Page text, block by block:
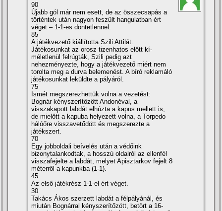
90
Újabb gól már nem esett, de az összecsapás a
történtek után nagyon feszült hangulatban ért
véget – 1-1-es döntetlennel.
85
A játékvezető kiállí­totta Szili Attilát.
Játékosunkat az orosz tizenhatos előtt kí­
méletlenül felrúgták, Szili pedig azt
nehezményezte, hogy a játékvezető miért nem
torolta meg a durva belemenést. A bí­ró reklamáló
játékosunkat leküldte a pályáról.
75
Ismét megszerezhettük volna a vezetést:
Bognár kényszerí­tőzött Andonéval, a
visszakapott labdát elhúzta a kapus mellett is,
de mielőtt a kapuba helyezett volna, a Torpedo
hálóőre visszavetődött és megszerezte a
játékszert.
70
Egy jobboldali beí­velés után a védőink
bizonytalankodtak, a hosszú oldalról az ellenfél
visszafejelte a labdát, melyet Apisztarkov fejelt 8
méterről a kapunkba (1-1).
45
Az első játékrész 1-1-el ért véget.
30
Takács Ákos szerzett labdát a félpályánál, és
miután Bognárral kényszerí­tőzött, betört a 16-